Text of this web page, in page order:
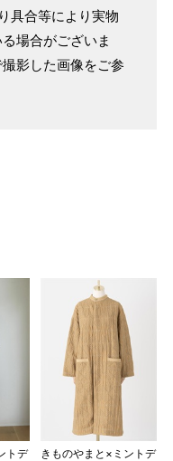
具合等により実物
場合がございま
影した画像をご参
トデ
きものやまと×ミントデ